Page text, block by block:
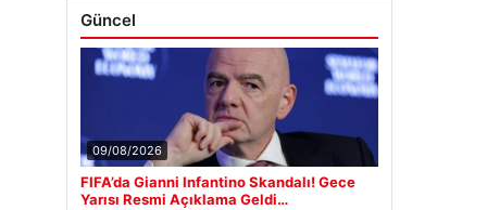
Güncel
09/08/2026
FIFA’da Gianni Infantino Skandalı! Gece
Yarısı Resmi Açıklama Geldi…